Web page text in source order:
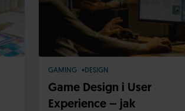
GAMING DESIGN
Game Design i User
Experience – jak